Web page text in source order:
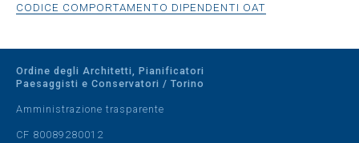
CODICE COMPORTAMENTO DIPENDENTI OAT
Ordine degli Architetti, Pianificatori
Paesaggisti e Conservatori / Torino
Amministrazione trasparente
CF 80089280012